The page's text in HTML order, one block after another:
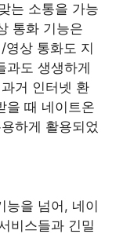
는 소통을 가능
통화 기능은
영상 통화도 지
과도 생생하게
거 인터넷 환
을 때 네이트온
하게 활용되었
능을 넘어, 네이
비스들과 긴밀